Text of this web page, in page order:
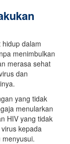
dalam
menimbulkan
merasa sehat
dan
yang tidak
menularkan
HIV yang tidak
kepada